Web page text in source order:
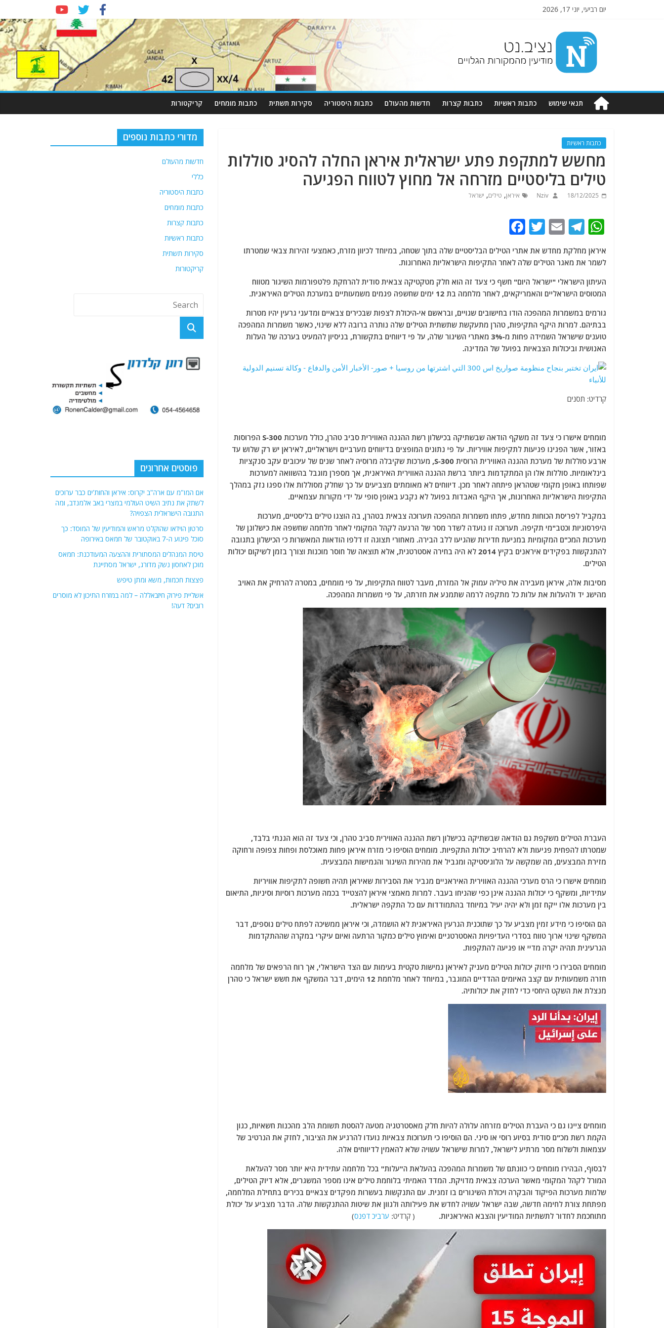
יום רביעי, יוני 17, 2026
Nziv.net
מודיעין
מהמקורות
תנאי שימוש כתבות ראשיות כתבות קצרות חדשות מהעולם כתבות היסטוריה סקירות תשתית כתבות מומחים קריקטורות
כתבות ראשיות
מחשש למתקפת פתע ישראלית איראן החלה להסיג סוללות
טילים בליסטיים מזרחה אל מחוץ לטווח הפגיעה
18/12/2025
Nziv איראן, טילים, ישראל
W
at
s
A
p
p
T
e
g
ra
m
E
ai
l
T
itt
er
c
e
b
o
o
k
איראן מחלקת מחדש את אתרי הטילים הבליסטיים שלה בתוך שטחה, במיוחד לכיוון מזרח, כאמצעי זהירות צבאי שמטרתו
לשמר את מאגר הטילים שלה לאחר התקיפות הישראליות האחרונות.
העיתון הישראלי "ישראל היום" חשף כי צעד זה הוא חלק מטקטיקה צבאית סודית להרחקת פלטפורמות השיגור מטווח
המטוסים הישראליים והאמריקאים, לאחר מלחמה בת 12 ימים שחשפה פגמים משמעותיים במערכת הטילים האיראנית.
גורמים במשמרות המהפכה הודו בחישובים שגויים, ובראשם אי-היכולת לצפות שבכירים צבאיים ומדעני גרעין יהיו מטרות
בבתיהם. למרות היקף התקיפות, טהרן מתעקשת שתשתית הטילים שלה נותרה ברובה ללא שינוי, כאשר משמרות המהפכה
טוענים שישראל השמידה פחות מ-3% מאתרי השיגור שלה, על פי דיווחים בתקשורת, בניסיון להמעיט בערכה של העלות
האנושית וביכולות הצבאיות בפועל של המדינה.
קרדיט: תסנים
מומחים אישרו כי צעד זה משקף הודאה שבשתיקה בכישלון רשת ההגנה האווירית סביב טהרן, כולל מערכות S-300 הפרוסות
באזור, אשר הפגינו פגיעות לתקיפות אוויריות. על פי נתונים המופצים בדיווחים מערביים וישראליים, לאיראן יש רק שלוש עד
ארבע סוללות של מערכת ההגנה האווירית הרוסית S-300, מערכות שקיבלה מרוסיה לאחר שנים של עיכובים עקב סנקציות
בינלאומיות. סוללות אלו הן המתקדמות ביותר ברשת ההגנה האווירית האיראנית, אך מספרן מוגבל בהשוואה למערכות
שפותחו באופן מקומי שטהראן פיתחה לאחר מכן. דיווחים לא מאומתים מצביעים על כך שחלק מסוללות אלו ספגו נזק במהלך
התקיפות הישראליות האחרונות, אך היקף האבדות בפועל לא נקבע באופן סופי על ידי מקורות עצמאיים.
במקביל לפריסת הכוחות מחדש, פתחו משמרות המהפכה תערוכה צבאית בטהרן, בה הוצגו טילים בליסטיים, מערכות
היפרסוניות וכטב"מי תקיפה. תערוכה זו נועדה לשדר מסר של הרגעה לקהל המקומי לאחר מלחמה שחשפה את כישלונן של
מערכות המכ"ם המקומיות במניעת חדירות שהגיעו ללב הבירה. מאחורי תצוגה זו דלפו הודאות המאשרות כי הכישלון בתגובה
להתנקשות בפקידים איראנים בקיץ 2014 לא היה בחירה אסטרטגית, אלא תוצאה של חוסר מוכנות וצורך בזמן לשיקום יכולות
הטילים.
מסיבות אלה, איראן מעבירה את טיליה עמוק אל המזרח, מעבר לטווח התקיפות, על פי מומחים, במטרה להרחיק את האויב
מהישג יד ולהעלות את עלות כל מתקפה לרמה שתמנע את חזרתה, על פי משמרות המהפכה.
העברת הטילים משקפת גם הודאה שבשתיקה בכישלון רשת ההגנה האווירית סביב טהרן, וכי צעד זה הוא הגנתי בלבד,
שמטרתו להפחית פגיעות ולא להרחיב יכולות התקפיות. מומחים הוסיפו כי מזרח איראן פחות מאוכלסת ופחות צפופה ורחוקה
מזירת המבצעים, מה שמקשה על הלוגיסטיקה ומגביל את מהירות השיגור והגמישות המבצעית.
מומחים אישרו כי הרס מערכי ההגנה האווירית האיראניים מגביר את הסבירות שאיראן תהיה חשופה לתקיפות אוויריות
עתידיות, ומשקף כי יכולות ההגנה אינן כפי שהניחו בעבר. למרות מאמצי איראן להצטייד בכמה מערכות רוסיות וסיניות, התיאום
בין מערכות אלו ייקח זמן ולא יהיה יעיל במיוחד בהתמודדות עם כל התקפה ישראלית.
הם הוסיפו כי מידע זמין מצביע על כך שתוכנית הגרעין האיראנית לא הושמדה, וכי איראן ממשיכה לפתח טילים נוספים, דבר
המשקף שינוי ארוך טווח בסדרי העדיפויות האסטרטגיים ואימוץ טילים כמקור הרתעה ואיום עיקרי במקרה שההתקדמות
הגרעינית תהיה יקרה מדיי או פגיעה להתקפות.
מומחים הסבירו כי חיזוק יכולות הטילים מעניק לאיראן גמישות טקטית בעימות עם הצד הישראלי, אך רוח הרפאים של מלחמה
חזרה משמעותית עם קצב האיומים ההדדיים המוגבר, במיוחד לאחר מלחמת 12 הימים, דבר המשקף את חשש ישראל כי טהרן
מנצלת את השקט היחסי כדי לחזק את יכולותיה.
מומחים ציינו גם כי העברת הטילים מזרחה עלולה להיות חלק מאסטרטגיה מטעה להסטת תשומת הלב מהכנות חשאיות, כגון
הקמת רשת מכ"ם סודית בסיוע רוסי או סיני. הם הוסיפו כי תערוכות צבאיות נועדו להרגיע את הציבור, לחזק את הנרטיב של
עצמאות ולשלוח מסר מרתיע לישראל, למרות שישראל עשויה שלא להאמין לדיווחים אלה.
לבסוף, הבהירו מומחים כי כוונתם של משמרות המהפכה בהעלאת ה"עלות" בכל מלחמה עתידית היא יותר מסר להעלאת
המורל לקהל המקומי מאשר הערכה צבאית מדויקת. המדד האמיתי בלוחמת טילים אינו מספר המשגרים, אלא דיוק הטילים,
שלמות מערכות הפיקוד והבקרה ויכולת השיגורים בו זמנית. עם התנקשות בעשרות מפקדים צבאיים בכירים בתחילת המלחמה,
מפתחת צורת לחימה חדשה, שבה ישראל עשויה לחדש את פעילותה ולגוון את שיטות ההתנקשות שלה. הדבר מצביע על יכולת
מתוחכמת לחדור לתשתיות המודיעין והצבא האיראניות.
( קרדיט: ערביכ דפנס)
מדורי כתבות נוספים
חדשות מהעולם
כללי
כתבות היסטוריה
כתבות מומחים
כתבות קצרות
כתבות ראשיות
סקירות תשתית
קריקטורות
פוסטים אחרונים
אם המו"מ עם ארה"ב יקרוס: איראן והחות'ים כבר ערוכים
לשתק את נתיב השיט העולמי במצרי באב אלמנדב, ומה
התגובה הישראלית הצפויה?
סרטון הוידאו שהוקלט מראש והמודיעין של המוסד: כך
סוכל פיגוע ה-7 באוקטובר של חמאס באירופה
טיסת המנהלים המסתורית וההצעה המעודכנת: חמאס
מוכן לאחסון נשק מדורג, ישראל מסתייגת
פצצות חכמות, משא ומתן טיפש
אשליית פירוק חיזבאללה – למה במזרח התיכון לא מוסרים
רובים? דעה!